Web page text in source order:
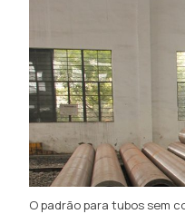
O padrão para tubos sem